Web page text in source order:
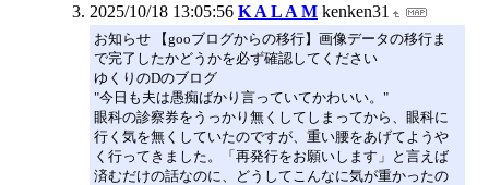
2025/10/18 13:05:56 K A L A M kenken31
お知らせ 【gooブログからの移行】画像データの移行ま
で完了したかどうかを必ず確認してください
ゆくりのDのブログ
"今日も夫は愚痴ばかり言っていてかわいい。"
眼科の診察券をうっかり無くしてしまってから、眼科に
行く気を無くしていたのですが、重い腰をあげてようや
く行ってきました。「再発行をお願いします」と言えば
済むだけの話なのに、どうしてこんなに気が重かったの